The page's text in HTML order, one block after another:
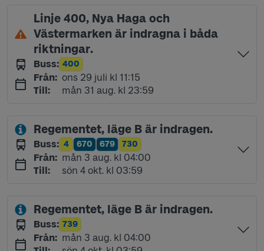
Linje 400, Nya Haga och
Västermarken är indragna i båda
riktningar.
Buss: Linje
400
Från: onsdag 29 juli kl 11:15
ons 29 juli kl 11:15
Till: måndag 31 augusti kl 23:59
mån 31 aug. kl 23:59
Regementet, läge B är indragen.
Buss: Linje
4 Linje
670 Linje
679 Linje
730
Från: måndag 3 augusti kl 04:00
mån 3 aug. kl 04:00
Till: söndag 4 oktober kl 03:59
sön 4 okt. kl 03:59
Regementet, läge B är indragen.
Buss: Linje
739
Från: måndag 3 augusti kl 04:00
mån 3 aug. kl 04:00